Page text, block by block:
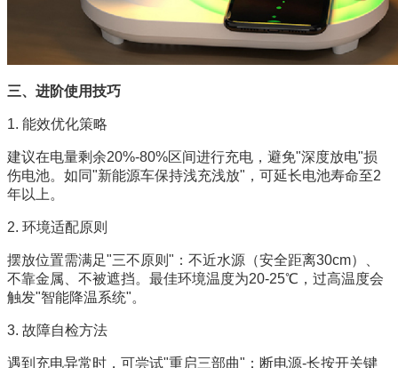
三、进阶使用技巧
1. 能效优化策略
建议在电量剩余20%-80%区间进行充电，避免"深度放电"损
伤电池。如同"新能源车保持浅充浅放"，可延长电池寿命至2
年以上。
2. 环境适配原则
摆放位置需满足"三不原则"：不近水源（安全距离30cm）、
不靠金属、不被遮挡。最佳环境温度为20-25℃，过高温度会
触发"智能降温系统"。
3. 故障自检方法
遇到充电异常时，可尝试"重启三部曲"：断电源-长按开关键